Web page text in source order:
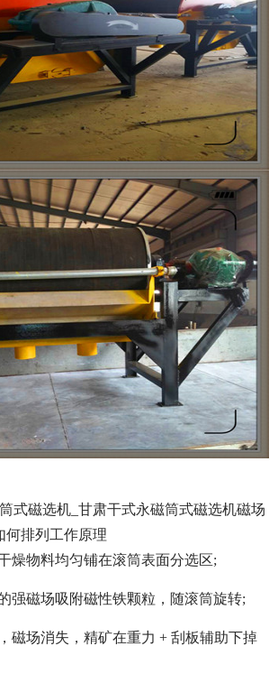
式磁选机_甘肃干式永磁筒式磁选机磁场
何排列工作原理
燥物料均匀铺在滚筒表面分选区;
强磁场吸附磁性铁颗粒，随滚筒旋转;
磁场消失，精矿在重力 + 刮板辅助下掉